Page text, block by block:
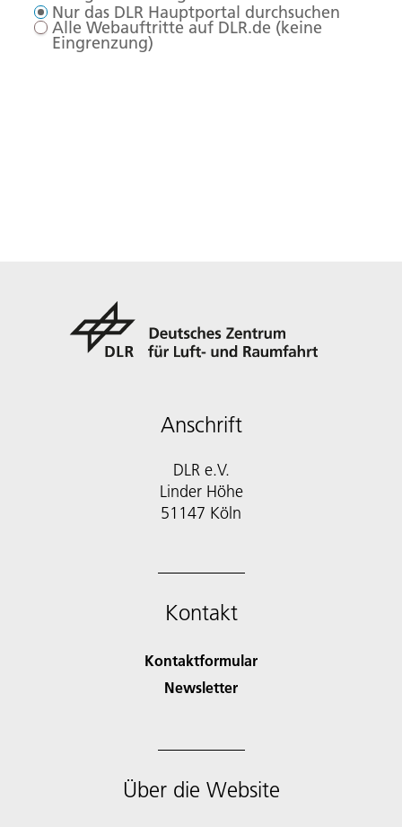
Nur das DLR Hauptportal durchsuchen
Alle Webauftritte auf DLR.de (keine
Eingrenzung)
Anschrift
DLR e.V.
Linder Höhe
51147 Köln
Kontakt
Kontaktformular
Newsletter
Über die Website